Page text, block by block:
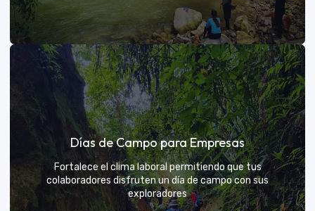
Días de sol
Un respiro campestre diseñado para el descanso y la
diversión de todos
VER MÁS
Días de Campo para Empresas
Fortalece el clima laboral permitiendo que tus
colaboradores disfruten un día de campo con sus
exploradores